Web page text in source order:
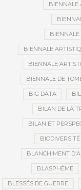
BIENNALE
BIENNALE
BIENNALE
BIENNALE
BIENNALE DE
BIG DATA
BILAN DE LA
BILAN ET
BIODIVERSITÉ
BLANCHIMENT
BLASPHÈME
BLESSÉS DE GUERRE